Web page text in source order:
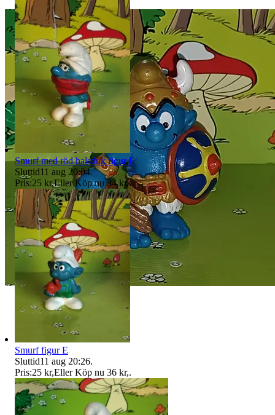
Smurf med röd halsduk figur F
Sluttid11 aug 20:04.
Pris:25 kr,Eller Köp nu 34 kr,.
Smurf figur E
Sluttid11 aug 20:26.
Pris:25 kr,Eller Köp nu 36 kr,.